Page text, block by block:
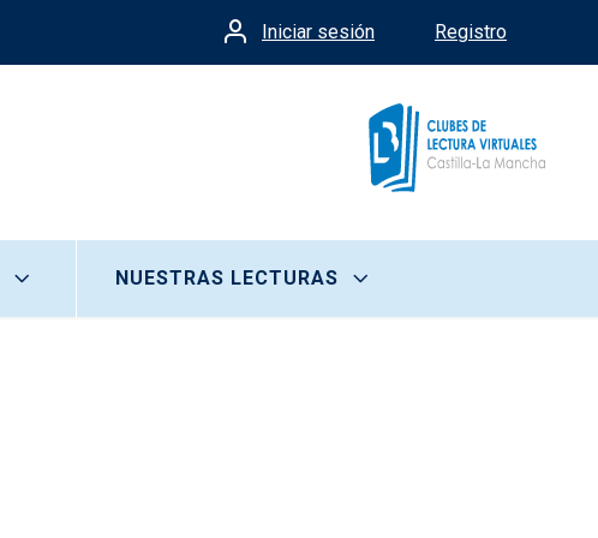
Menú de cuenta de
Iniciar sesión Registro
NUESTRAS LECTURAS